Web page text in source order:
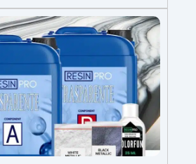
Polishield 100 GLOSS
swoją kuchnię ponadczasową
zestawu do blatu
marmuru black gold &
stworzonego, aby
i funkcjonalność. Ten
to idealne rozwiązanie dla
przekształcić swoją kuchnię
oferując innowacyjną i
alternatywę dla tradycyjnego